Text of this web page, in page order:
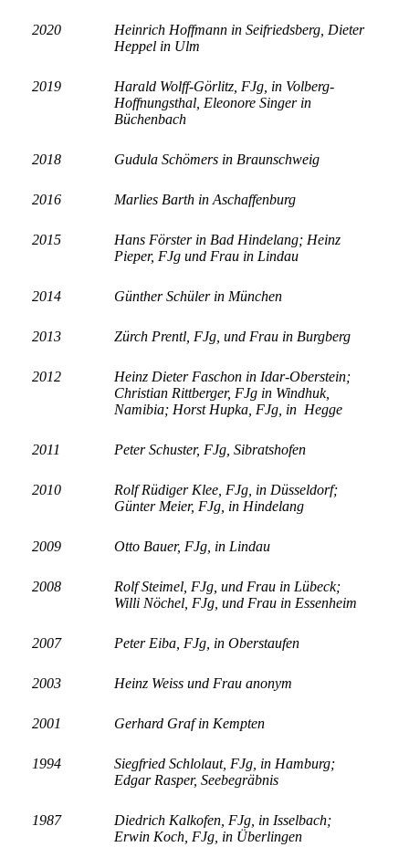
2020
Heinrich Hoffmann in Seifriedsberg, Dieter
Heppel in Ulm
2019
Harald Wolff-Görlitz, FJg, in Volberg-
Hoffnungsthal, Eleonore Singer in
Büchenbach
2018 Gudula Schömers in Braunschweig
2016 Marlies Barth in Aschaffenburg
2015 Hans Förster in Bad Hindelang; Heinz
Pieper, FJg und Frau in Lindau
2014 Günther Schüler in München
2013 Zürch Prentl, FJg, und Frau in Burgberg
2012
Heinz Dieter Faschon in Idar-Oberstein;
Christian Rittberger, FJg in Windhuk,
Namibia; Horst Hupka, FJg, in Hegge
2011 Peter Schuster, FJg, Sibratshofen
2010
Rolf Rüdiger Klee, FJg, in Düsseldorf;
Günter Meier, FJg, in Hindelang
2009 Otto Bauer, FJg, in Lindau
2008
Rolf Steimel, FJg, und Frau in Lübeck;
Willi Nöchel, FJg, und Frau in Essenheim
2007 Peter Eiba, FJg, in Oberstaufen
2003 Heinz Weiss und Frau anonym
2001 Gerhard Graf in Kempten
1994
Siegfried Schlolaut, FJg, in Hamburg;
Edgar Rasper, Seebegräbnis
1987
Diedrich Kalkofen, FJg, in Isselbach;
Erwin Koch, FJg, in Überlingen